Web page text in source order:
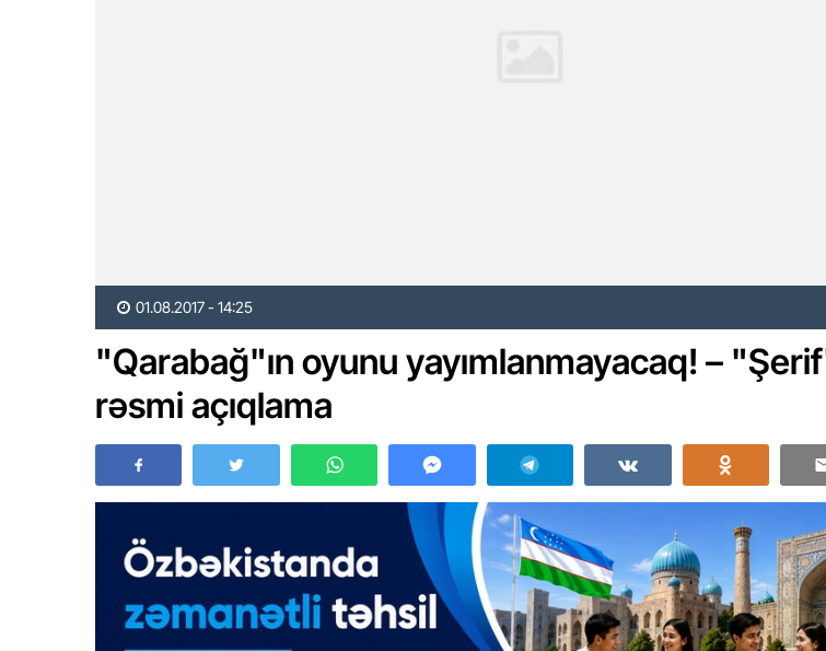
01.08.2017 - 14:25
"Qarabağ"ın oyunu yayımlanmayacaq! –
rəsmi açıqlama